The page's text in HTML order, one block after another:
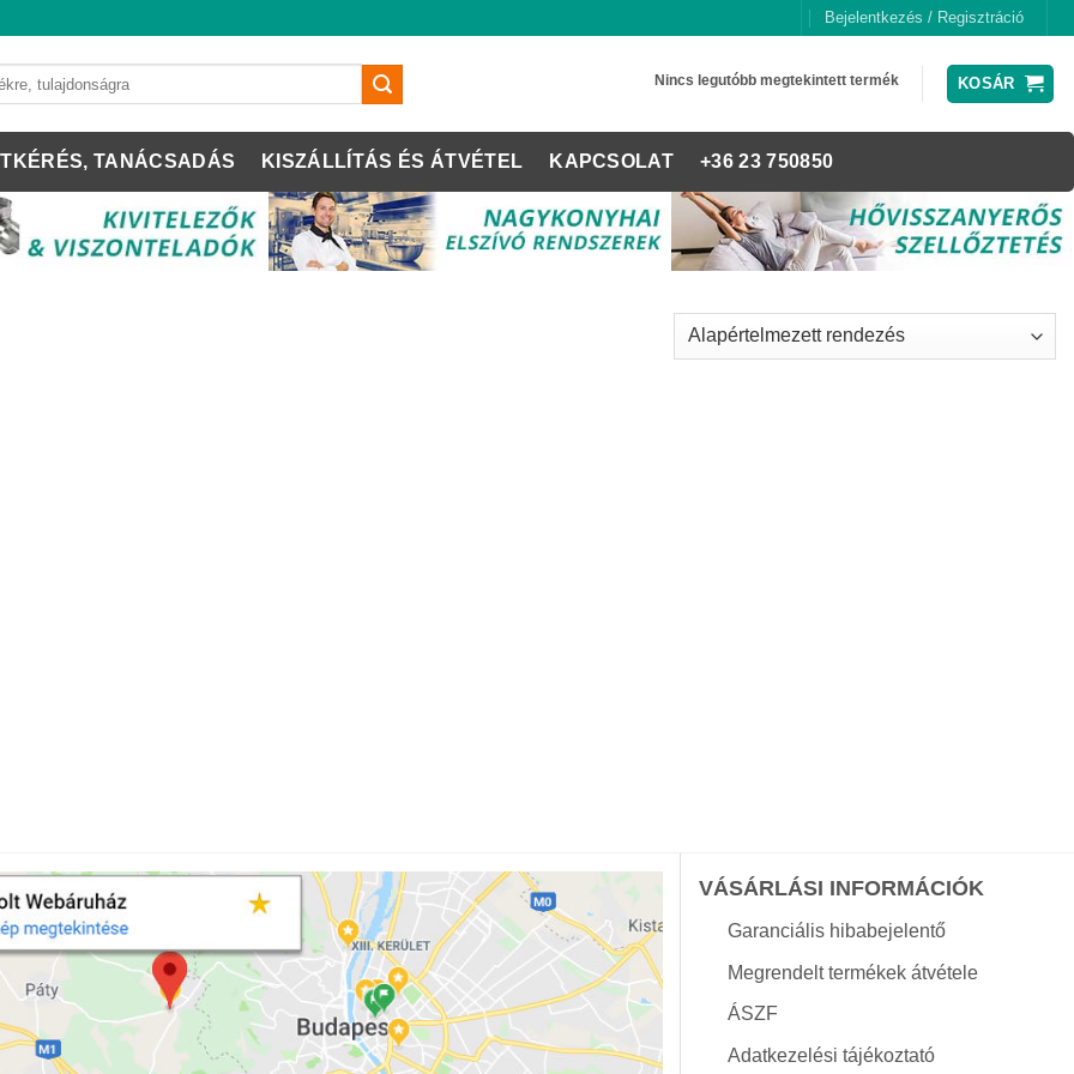
Bejelentkezés / Regisztráció
Nincs legutóbb megtekintett termék KOSÁR
TANÁCSADÁS KISZÁLLÍTÁS ÉS ÁTVÉTEL KAPCSOLAT +36 23 750850
VÁSÁRLÁSI INFORMÁCIÓK
Garanciális hibabejelentő
Megrendelt termékek átvétele
ÁSZF
Adatkezelési tájékoztató